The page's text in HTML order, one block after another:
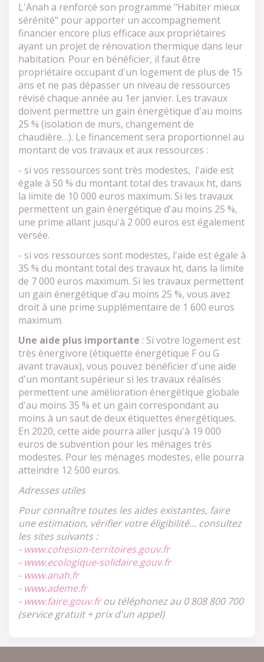
L'Anah a renforcé son programme "Habiter mieux
sérénité" pour apporter un accompagnement
financier encore plus efficace aux propriétaires
ayant un projet de rénovation thermique dans leur
habitation. Pour en bénéficier, il faut être
propriétaire occupant d'un logement de plus de 15
ans et ne pas dépasser un niveau de ressources
révisé chaque année au 1er janvier. Les travaux
doivent permettre un gain énergétique d'au moins
25 % (isolation de murs, changement de
chaudière…). Le financement sera proportionnel au
montant de vos travaux et aux ressources :
- si vos ressources sont très modestes, l'aide est
égale à 50 % du montant total des travaux ht, dans
la limite de 10 000 euros maximum. Si les travaux
permettent un gain énergétique d'au moins 25 %,
une prime allant jusqu'à 2 000 euros est également
versée.
- si vos ressources sont modestes, l'aide est égale à
35 % du montant total des travaux ht, dans la limite
de 7 000 euros maximum. Si les travaux permettent
un gain énergétique d'au moins 25 %, vous avez
droit à une prime supplémentaire de 1 600 euros
maximum.
Une aide plus importante : Si votre logement est
très énergivore (étiquette énergétique F ou G
avant travaux), vous pouvez bénéficier d'une aide
d'un montant supérieur si les travaux réalisés
permettent une amélioration énergétique globale
d'au moins 35 % et un gain correspondant au
moins à un saut de deux étiquettes énergétiques.
En 2020, cette aide pourra aller jusqu'à 19 000
euros de subvention pour les ménages très
modestes. Pour les ménages modestes, elle pourra
atteindre 12 500 euros.
Adresses utiles
Pour connaître toutes les aides existantes, faire
une estimation, vérifier votre éligibilité… consultez
les sites suivants :
- www.cohesion-territoires.gouv.fr
- www.ecologique-solidaire.gouv.fr
- www.anah.fr
- www.ademe.fr
- www.faire.gouv.frou téléphonez au 0 808 800 700
(service gratuit + prix d'un appel)